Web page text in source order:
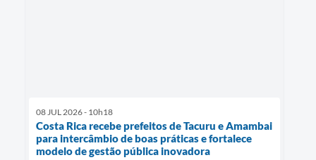
08 JUL 2026 - 10h18
Costa Rica recebe prefeitos de Tacuru e Amambai
para intercâmbio de boas práticas e fortalece
modelo de gestão pública inovadora